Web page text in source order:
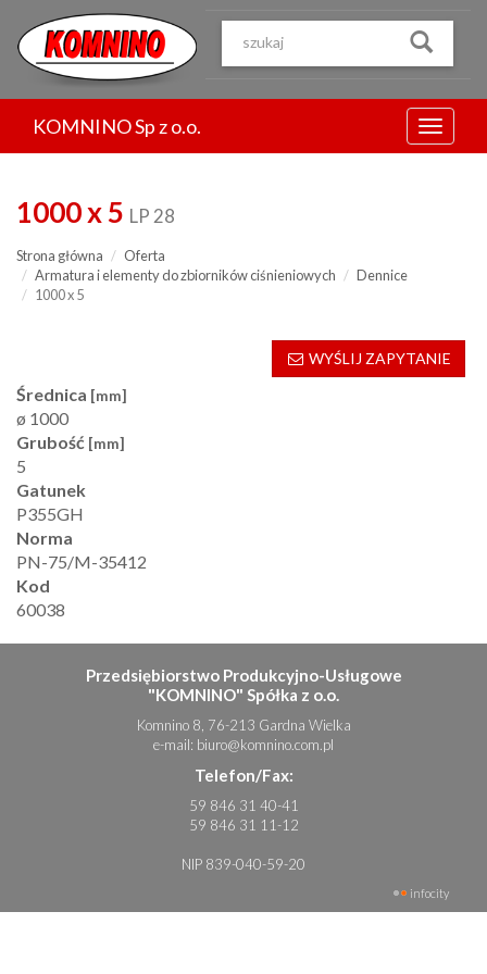
treści
Menu
KOMNINO Sp z o.o.
1000 x 5 LP 28
Strona główna
Oferta
Armatura i elementy do zbiorników ciśnieniowych
Dennice
1000 x 5
WYŚLIJ ZAPYTANIE
Średnica [mm]
ø 1000
Grubość [mm]
5
Gatunek
P355GH
Norma
PN-75/M-35412
Kod
60038
Przedsiębiorstwo Produkcyjno-Usługowe
"KOMNINO" Spółka z o.o.
Komnino 8, 76-213 Gardna Wielka
e-mail: biuro@komnino.com.pl
Telefon/Fax:
59 846 31 40-41
59 846 31 11-12
NIP 839-040-59-20
infocity